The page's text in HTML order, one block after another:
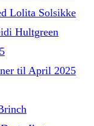
Lolita Solsikke
Hultgreen
til April 2025